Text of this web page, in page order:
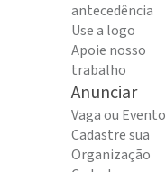
antecedência
Use a logo
Apoie nosso
trabalho
Anunciar
Vaga ou Evento
Cadastre sua
Organização